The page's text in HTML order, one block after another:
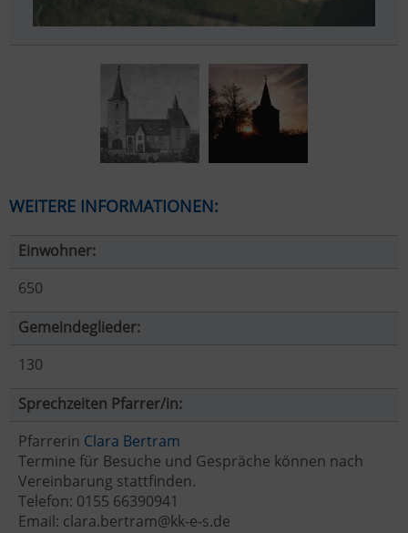
WEITERE INFORMATIONEN:
Einwohner:
650
Gemeindeglieder:
130
Sprechzeiten Pfarrer/in:
Pfarrerin Clara Bertram
Termine für Besuche und Gespräche können nach
Vereinbarung stattfinden.
Telefon: 0155 66390941
Email: clara.bertram@kk-e-s.de